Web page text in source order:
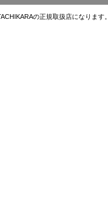
の正規取扱店になります。